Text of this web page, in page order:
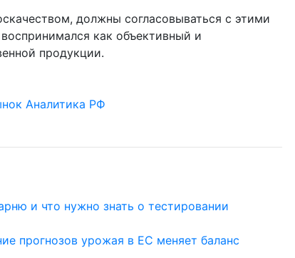
должны согласовываться с этими
как объективный и
продукции.
Аналитика РФ
и что нужно знать о тестировании
прогнозов урожая в ЕС меняет баланс